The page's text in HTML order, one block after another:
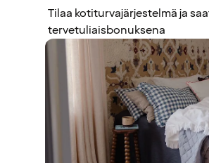
Tilaa kotiturvajärjestelmä ja
tervetuliaisbonuksena